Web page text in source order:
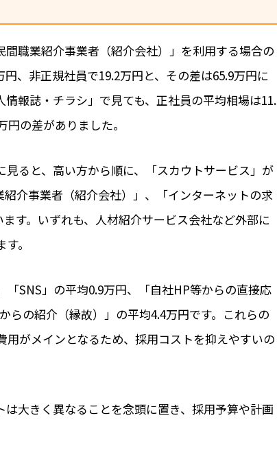
職業紹介事業者（紹介会社）」を利用する場合の
、非正規社員で19.2万円と、その差は65.9万円に
情報誌・チラシ」で見ても、正社員の平均相場は11.
の差がありました。
ると、高い方から順に、「スカウトサービス」が
介事業者（紹介会社）」、「インターネットの求
す。いずれも、人材紹介サービス会社など外部に
。
SNS」の平均0.9万円、「自社HP等からの直接応
らの紹介（縁故）」の平均4.4万円です。これらの
がメインとなるため、採用コストを抑えやすいの
大きく異なることを念頭に置き、採用予算や計画